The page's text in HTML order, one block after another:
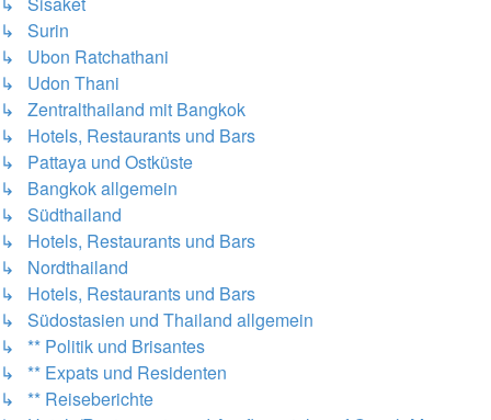
↳ Surin
↳ Ubon Ratchathani
↳ Udon Thani
↳ Zentralthailand mit Bangkok
↳ Hotels, Restaurants und Bars
↳ Pattaya und Ostküste
↳ Bangkok allgemein
↳ Südthailand
↳ Hotels, Restaurants und Bars
↳ Nordthailand
↳ Hotels, Restaurants und Bars
↳ Südostasien und Thailand allgemein
↳ ** Politik und Brisantes
↳ ** Expats und Residenten
↳ ** Reiseberichte